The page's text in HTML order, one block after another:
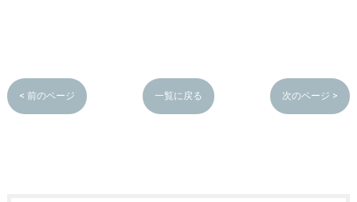
< 前のページ 一覧に戻る 次のページ >